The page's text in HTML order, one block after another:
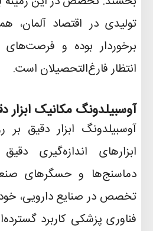
تولیدی در اقتصاد آلمان،
برخوردار بوده و
انتظار فارغ‌التحصیلان است.
آوسبیلدونگ مکانیک ابزار
آوسبیلدونگ ابزار دقیق
ابزارهای اندازه‌گیری
دماسنج‌ها و حسگرهای
تخصص در صنایع دارویی،
فناوری پزشکی کاربرد